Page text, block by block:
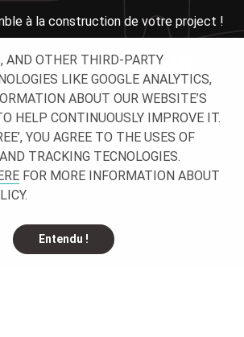
à la construction de votre project !
PAS À NOUS
!
AND OTHER THIRD-PARTY
LIKE GOOGLE ANALYTICS,
ABOUT OUR WEBSITE’S
HELP CONTINUOUSLY IMPROVE IT.
YOU AGREE TO THE USES OF
TRACKING TECNOLOGIES.
FOR MORE INFORMATION ABOUT
Entendu !